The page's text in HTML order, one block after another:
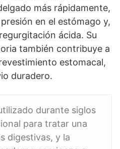
más rápidamente,
en el estómago y,
ácida. Su
también contribuye a
estomacal,
duradero.
durante siglos
para tratar una
digestivas, y la